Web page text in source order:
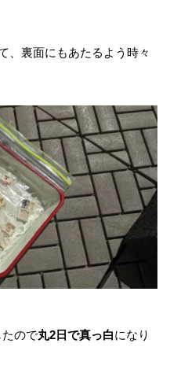
、裏面にもあたるよう時々
ので丸2日で真っ白になり